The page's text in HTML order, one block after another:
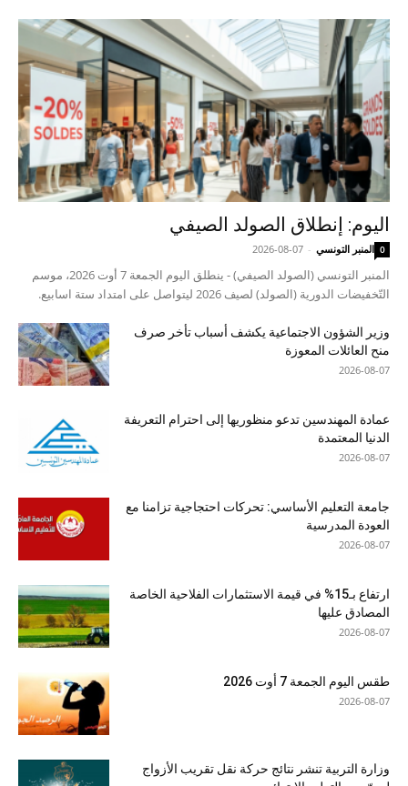
اليوم: إنطلاق الصولد الصيفي
المنبر التونسي -
2026-08-07 0
المنبر التونسي (الصولد الصيفي) - ينطلق اليوم الجمعة 7 أوت 2026، موسم
التّخفيضات الدورية (الصولد) لصيف 2026 ليتواصل على امتداد ستة اسابيع.
وزير الشؤون الاجتماعية يكشف أسباب تأخر صرف
منح العائلات المعوزة
2026-08-07
عمادة المهندسين تدعو منظوريها إلى احترام التعريفة
الدنيا المعتمدة
2026-08-07
جامعة التعليم الأساسي: تحركات احتجاجية تزامنا مع
العودة المدرسية
2026-08-07
ارتفاع بـ15% في قيمة الاستثمارات الفلاحية الخاصة
المصادق عليها
2026-08-07
طقس اليوم الجمعة 7 أوت 2026
2026-08-07
وزارة التربية تنشر نتائج حركة نقل تقريب الأزواج